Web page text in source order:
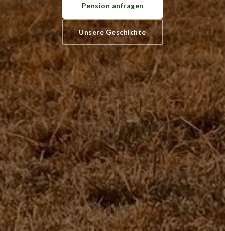
Pension anfragen
Unsere Geschichte